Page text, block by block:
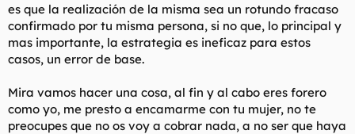
pollón nuevo. Me fui a mi casa como un pringado y con 50
euros menos pensando en estos dos meses de mierda en los
que he hecho cosas de las que no estoy muy orgulloso solo
para vengarme.
impotente ? Debería catar nabo por si lo mismo estoy en el
lado equivocado ? Se agradecen las respuestas.
es que la realización de la misma sea un rotundo fracaso
confirmado por tu misma persona, si no que, lo principal y
mas importante, la estrategia es ineficaz para estos
casos, un error de base.
Mira vamos hacer una cosa, al fin y al cabo eres forero
como yo, me presto a encamarme con tu mujer, no te
preocupes que no os voy a cobrar nada, a no ser que haya